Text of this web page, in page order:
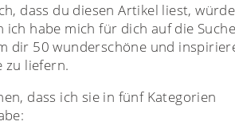
dass du diesen Artikel liest,
ich habe mich für dich auf die
dir 50 wunderschöne und
zu liefern.
dass ich sie in fünf Kategorien